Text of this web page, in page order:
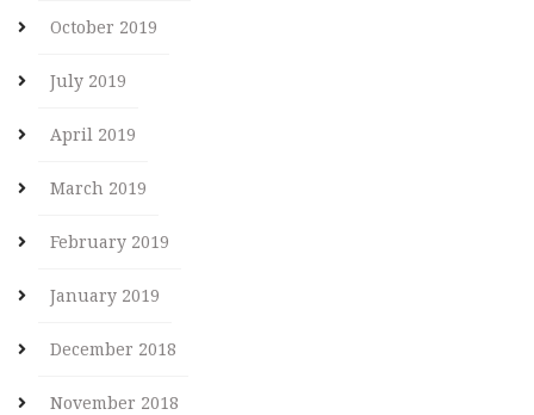
October 2019
July 2019
April 2019
March 2019
February 2019
January 2019
December 2018
November 2018